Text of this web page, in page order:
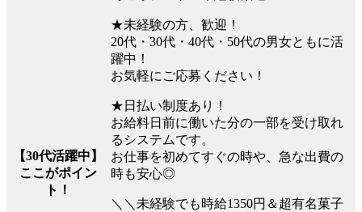
【30代活躍中】
ここがポイン
ト！
★未経験の方、歓迎！
20代・30代・40代・50代の男女ともに活
躍中！
お気軽にご応募ください！
★日払い制度あり！
お給料日前に働いた分の一部を受け取れ
るシステムです。
お仕事を初めてすぐの時や、急な出費の
時も安心◎
＼＼未経験でも時給1350円＆超有名菓子